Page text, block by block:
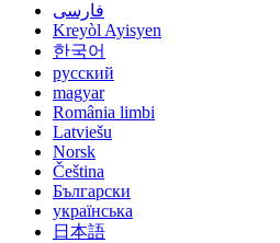
فارسی
Kreyòl Ayisyen
한국어
русский
magyar
România limbi
Latviešu
Norsk
Čeština
Български
українська
日本語